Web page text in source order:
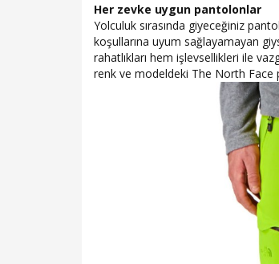
Her zevke uygun pantolonlar
Yolculuk sırasında giyeceğiniz
koşullarına uyum sağlayamayan
rahatlıkları hem işlevsellikleri ile
renk ve modeldeki The North Face